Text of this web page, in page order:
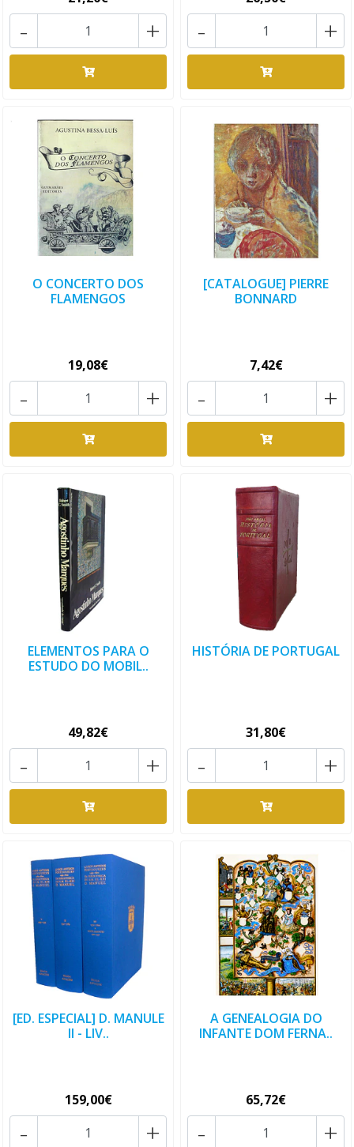
+
- +
-
O CONCERTO DOS
FLAMENGOS
19,08€
+
-
[CATALOGUE] PIERRE
BONNARD
7,42€
+
-
ELEMENTOS PARA O
ESTUDO DO MOBIL..
49,82€
+
-
HISTÓRIA DE PORTUGAL
31,80€
+
-
[ED. ESPECIAL] D. MANULE
II - LIV..
159,00€
+
-
A GENEALOGIA DO
INFANTE DOM FERNA..
65,72€
+
-